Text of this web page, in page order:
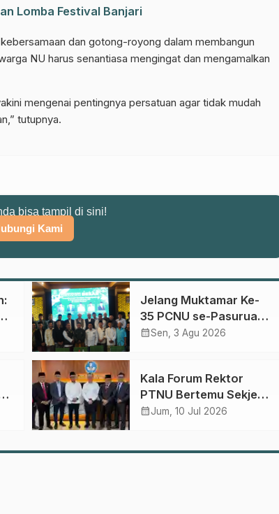
Lomba Festival Banjari
dan gotong-royong dalam membangun
NU harus senantiasa mengingat dan mengamalkan
mengenai pentingnya persatuan agar tidak mudah
tutupnya.
bisa tampil di sini!
Kami
Jelang Muktamar Ke-
35 PCNU se-Pasuruan
Raya Rumuskan
Abad Kedua
calendar_monthSen, 3 Agu 2026
Kala Forum Rektor
PTNU Bertemu Sekjen
Kemendiktisaintek:
calendar_monthJum, 10 Jul 2026